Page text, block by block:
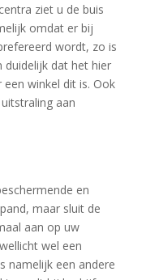
ziet u de buis
omdat er bij
wordt, zo is
dat het hier
winkel dit is. Ook
aan
en
maar sluit de
aan op uw
wel een
namelijk een andere